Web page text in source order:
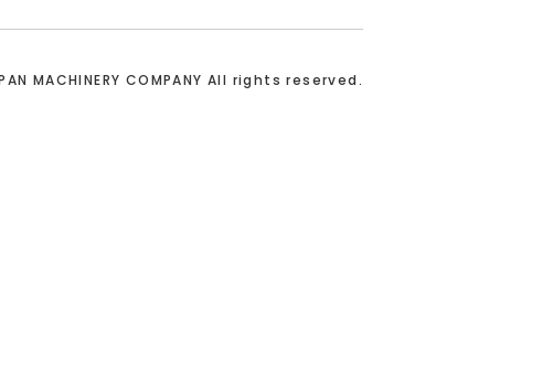
MACHINERY COMPANY All rights reserved.